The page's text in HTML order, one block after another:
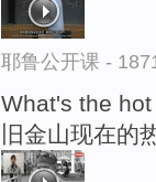
耶鲁公开课 -
What's the hot
旧金山现在的